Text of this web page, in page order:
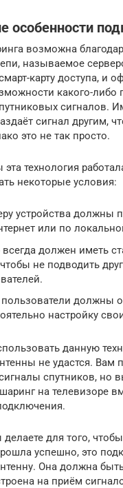
особенности
возможна
называемое
карту доступа, и
какого-либо
сигналов.
сигнал другим,
это не так просто.
технология
некоторые условия:
устройства должны
или по
всегда должен иметь
не подводить
пользователи должны
настройку
данную
не удастся. Вам
спутников, но
на телевизоре
для того,
успешно, это
Она должна
на приём